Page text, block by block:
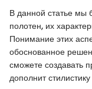
В данной статье мы
полотен, их
Понимание этих
обоснованное
сможете создавать
дополнит